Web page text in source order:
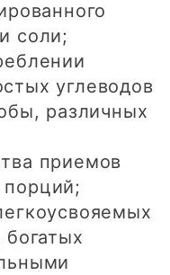
соли;
углеводов
различных
приемов